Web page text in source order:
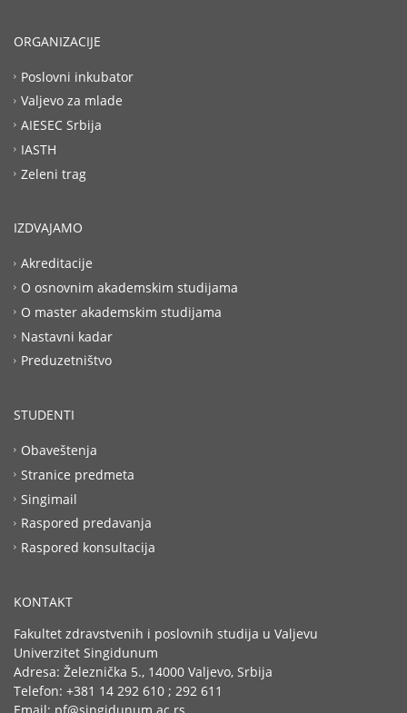
ORGANIZACIJE
Poslovni inkubator
Valjevo za mlade
AIESEC Srbija
IASTH
Zeleni trag
IZDVAJAMO
Akreditacije
O osnovnim akademskim studijama
O master akademskim studijama
Nastavni kadar
Preduzetništvo
STUDENTI
Obaveštenja
Stranice predmeta
Singimail
Raspored predavanja
Raspored konsultacija
KONTAKT
Fakultet zdravstvenih i poslovnih studija u Valjevu
Univerzitet Singidunum
Adresa: Železnička 5., 14000 Valjevo, Srbija
Telefon: +381 14 292 610 ; 292 611